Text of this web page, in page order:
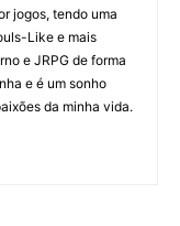
jogos, tendo uma
Like e mais
e JRPG de forma
e é um sonho
da minha vida.